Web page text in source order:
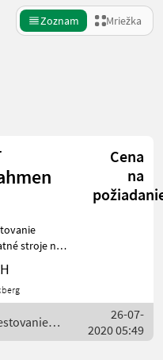
Zoznam Mriežka
Cena
na
stroje na
26-07-
2020 05:49